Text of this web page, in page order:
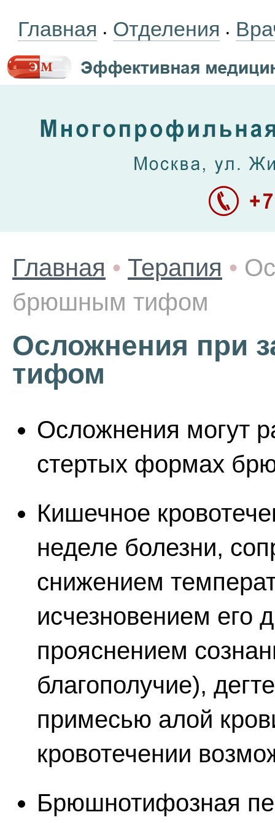
Главная • Отделения •
Главная • Терапия •
брюшным тифом
Осложнения при
тифом
Осложнения могут
стертых формах
Кишечное
неделе болезни,
снижением
исчезновением его
прояснением
благополучие),
примесью алой
кровотечении
Брюшнотифозная